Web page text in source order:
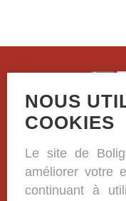
NOUS
COOKIES
Le site de
améliorer votre
continuant à